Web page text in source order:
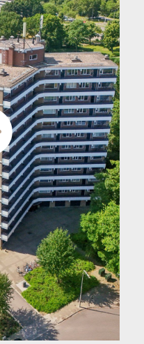
en toiletruimte;